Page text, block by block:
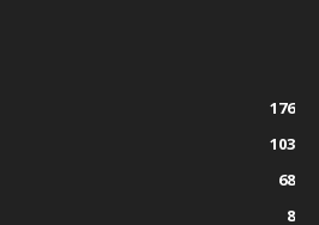
176
103
68
8